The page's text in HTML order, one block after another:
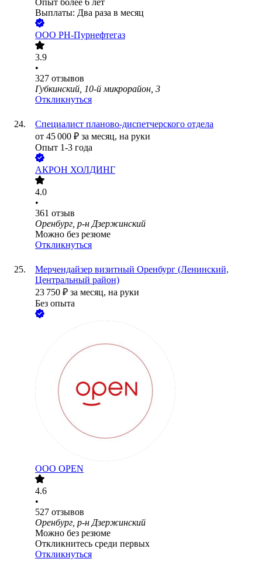
Опыт более 6 лет
Выплаты: Два раза в месяц
ООО РН-Пурнефтегаз
3.9
•
327 отзывов
Губкинский, 10-й микрорайон, 3
Откликнуться
Специалист планово-диспетчерского отдела
от 45 000 ₽ за месяц, на руки
Опыт 1-3 года
АКРОН ХОЛДИНГ
4.0
•
361 отзыв
Оренбург, р-н Дзержинский
Можно без резюме
Откликнуться
Мерчендайзер визитный Оренбург (Ленинский,
Центральный район)
23 750 ₽ за месяц, на руки
Без опыта
ООО OPEN
4.6
•
527 отзывов
Оренбург, р-н Дзержинский
Можно без резюме
Откликнитесь среди первых
Откликнуться